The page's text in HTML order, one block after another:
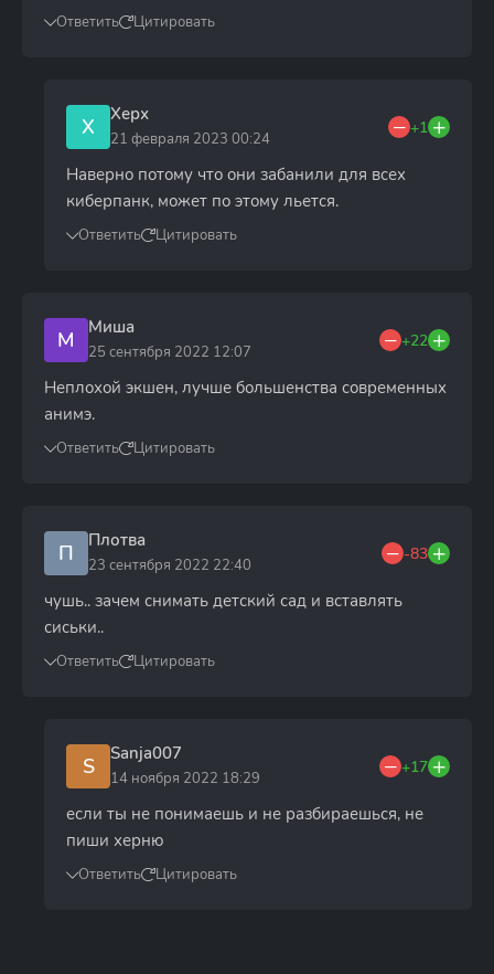
Ответить Цитировать
Х Херх
21 февраля 2023 00:24
+1
Наверно потому что они забанили для всех
киберпанк, может по этому льется.
Ответить Цитировать
М Миша
25 сентября 2022 12:07
+22
Неплохой экшен, лучше большенства современных
анимэ.
Ответить Цитировать
П Плотва
23 сентября 2022 22:40
-83
чушь.. зачем снимать детский сад и вставлять
сиськи..
Ответить Цитировать
S Sanja007
14 ноября 2022 18:29
+17
если ты не понимаешь и не разбираешься, не
пиши херню
Ответить Цитировать